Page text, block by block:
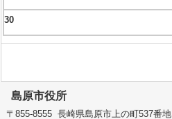
30
島原市役所
〒855-8555 長崎県島原市上の町537番地